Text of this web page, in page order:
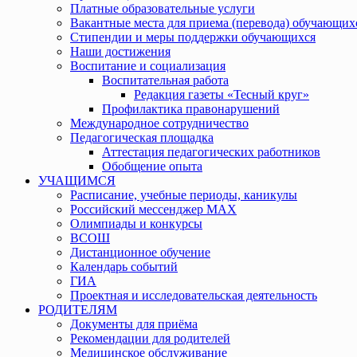
Платные образовательные услуги
Вакантные места для приема (перевода)
Стипендии и меры поддержки обучающихся
Наши достижения
Воспитание и социализация
Воспитательная работа
Редакция газеты «Тесный круг»
Профилактика правонарушений
Международное сотрудничество
Педагогическая площадка
Аттестация педагогических работников
Обобщение опыта
УЧАЩИМСЯ
Расписание, учебные периоды, каникулы
Российский мессенджер MAX
Олимпиады и конкурсы
ВСОШ
Дистанционное обучение
Календарь событий
ГИА
Проектная и исследовательская деятельность
РОДИТЕЛЯМ
Документы для приёма
Рекомендации для родителей
Медицинское обслуживание